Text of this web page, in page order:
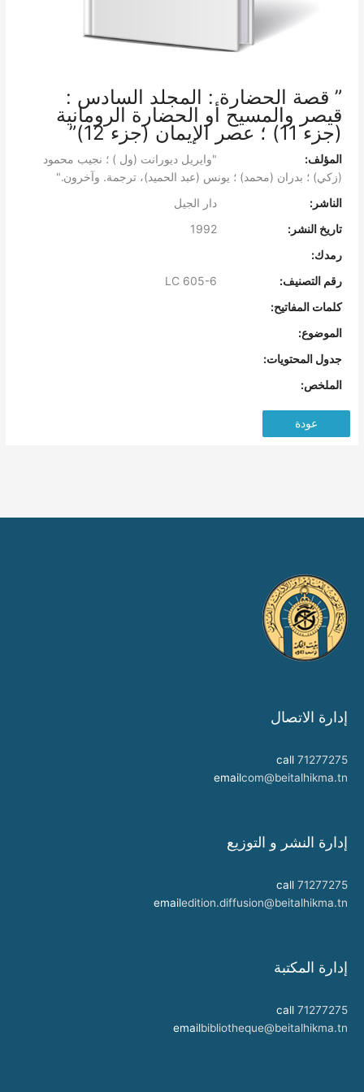
” قصة الحضارة : المجلد السادس :
قيصر والمسيح أو الحضارة الرومانية
(جزء 11) ؛ عصر الإيمان (جزء 12)”
المؤلف:
"وايريل ديورانت (ول ) ؛ نجيب محمود
(زكي) ؛ بدران (محمد) ؛ يونس (عبد الحميد)، ترجمة. وآخرون."
الناشر:
دار الجيل
تاريخ النشر:
1992
رمدك:
رقم التصنيف:
كلمات المفاتيح:
الموضوع:
جدول المحتويات:
الملخص:
عودة
إدارة الاتصال
call 71277275
emailcom@beitalhikma.tn
إدارة النشر و التوزيع
call 71277275
emailedition.diffusion@beitalhikma.tn
إدارة المكتبة
call 71277275
emailbibliotheque@beitalhikma.tn